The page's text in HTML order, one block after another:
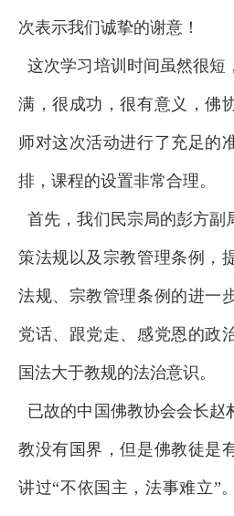
次表示我们诚挚的谢意！
这次学习培训时间虽然很短
满，很成功，很有意义，佛
师对这次活动进行了充足的
排，课程的设置非常合理。
首先，我们民宗局的彭方副
策法规以及宗教管理条例，
法规、宗教管理条例的进一
党话、跟党走、感党恩的政
国法大于教规的法治意识。
已故的中国佛教协会会长赵
教没有国界，但是佛教徒是
讲过“不依国主，法事难立”